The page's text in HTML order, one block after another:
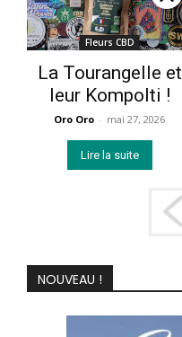
Fleurs CBD
La Tourangelle et
leur Kompolti !
Oro Oro - mai 27, 2026
Lire la suite
NOUVEAU !